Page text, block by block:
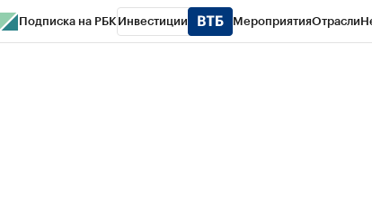
Подписка на РБК Инвестиции МероприятияОтрасли